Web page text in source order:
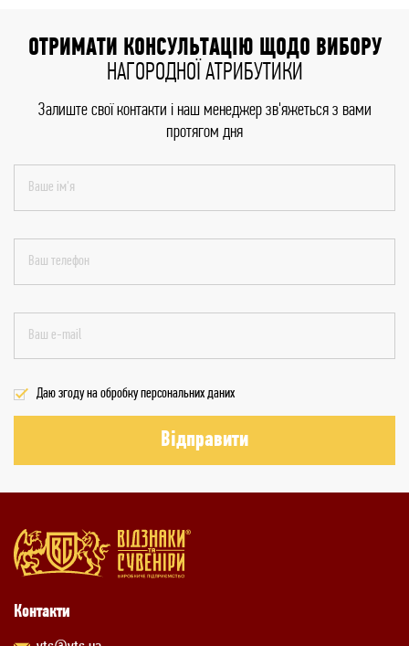
ОТРИМАТИ КОНСУЛЬТАЦІЮ ЩОДО ВИБОРУ
НАГОРОДНОЇ АТРИБУТИКИ
Залиште свої контакти і наш менеджер зв'яжеться з вами
протягом дня
Даю згоду на обробку персональних даних
Відправити
Контакти